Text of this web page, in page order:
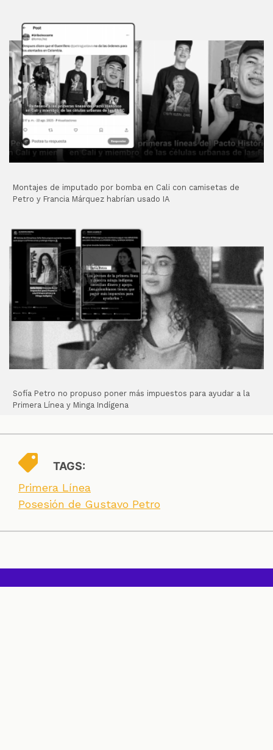
Montajes de imputado por bomba en Cali con camisetas de
Petro y Francia Márquez habrían usado IA
Sofía Petro no propuso poner más impuestos para ayudar a la
Primera Línea y Minga Indígena
TAGS:
Primera Línea
Posesión de Gustavo Petro